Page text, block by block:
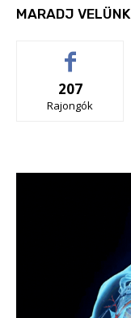
MARADJ VELÜNK
207
Rajongók